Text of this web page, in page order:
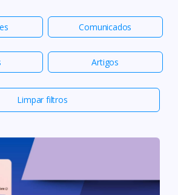
Comunicados
Artigos
Limpar filtros